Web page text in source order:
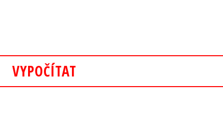
VYPOČÍTAT